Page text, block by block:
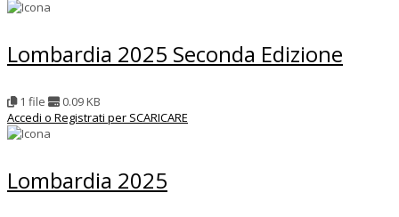
Lombardia 2025 Seconda Edizione
1 file
0.09 KB
Accedi o Registrati per SCARICARE
Lombardia 2025